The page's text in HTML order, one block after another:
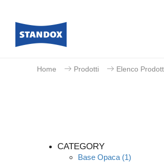
Home Prodotti Elenco
CATEGORY
Base Opaca (1)